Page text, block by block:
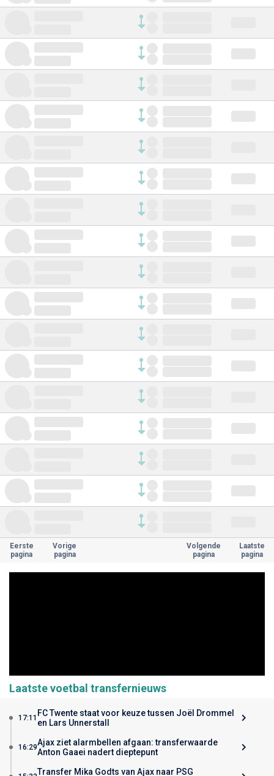
Eerste
pagina
Vorige
pagina
Volgende
pagina
Laatste
pagina
Laatste voetbal transfernieuws
17:11 FC Twente staat voor keuze tussen Joël Drommel
en Lars Unnerstall
16:29Ajax ziet alarmbellen afgaan: transferwaarde
Anton Gaaei nadert dieptepunt
Transfer Mika Godts van Ajax naar PSG